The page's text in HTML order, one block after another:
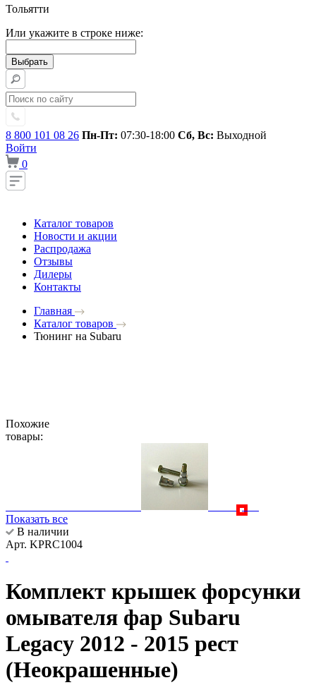
Тольятти
Или укажите в строке ниже:
8 800 101 08 26 Пн-Пт: 07:30-18:00 Сб, Вс: Выходной
Войти
0
Каталог товаров
Новости и акции
Распродажа
Отзывы
Дилеры
Контакты
Главная
Каталог товаров
Тюнинг на Subaru
Похожие
товары:
Показать все
В наличии
Арт. KPRC1004
Комплект крышек форсунки
омывателя фар Subaru
Legacy 2012 - 2015 рест
(Неокрашенные)